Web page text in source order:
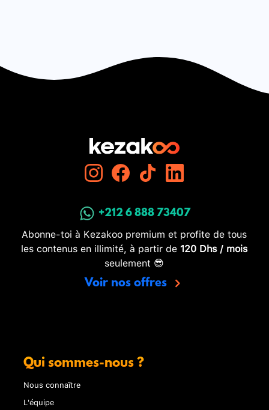
+212 6 888 73407
Abonne-toi à Kezakoo premium et profite de tous
les contenus en illimité, à partir de 120 Dhs / mois
seulement 😎
Voir nos offres
Qui sommes-nous ?
Nous connaître
L'équipe